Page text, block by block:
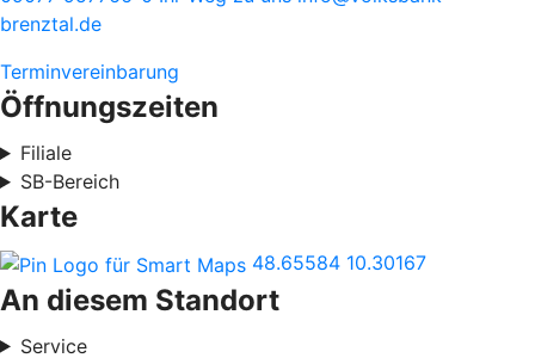
brenztal.de
Terminvereinbarung
Öffnungszeiten
Filiale
SB-Bereich
Karte
48.65584 10.30167
An diesem Standort
Service